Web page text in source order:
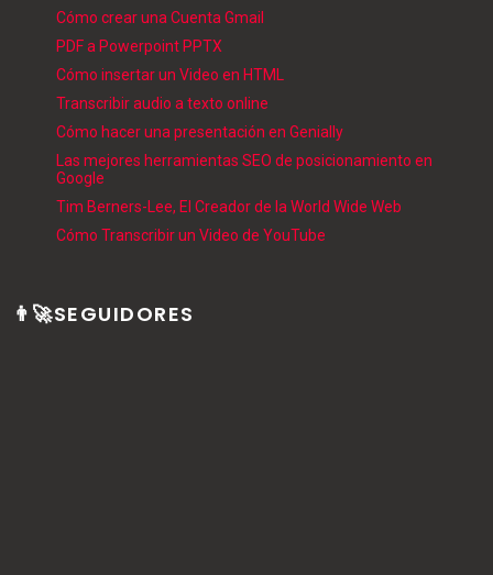
Cómo crear una Cuenta Gmail
PDF a Powerpoint PPTX
Cómo insertar un Video en HTML
Transcribir audio a texto online
Cómo hacer una presentación en Genially
Las mejores herramientas SEO de posicionamiento en
Google
Tim Berners-Lee, El Creador de la World Wide Web
Cómo Transcribir un Video de YouTube
👨‍🚀SEGUIDORES